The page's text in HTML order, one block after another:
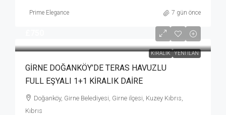
Prime Elegance 7 gün önce
KIRALIK YENI İLAN
GİRNE DOĞANKÖY’DE TERAS HAVUZLU
FULL EŞYALI 1+1 KİRALIK DAİRE
Doğanköy, Girne Belediyesi, Girne ilçesi, Kuzey Kıbrıs,
Kıbrıs